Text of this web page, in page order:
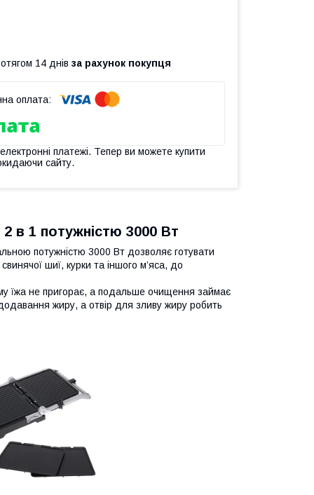
14 днів за рахунок покупця
платежі. Тепер ви можете купити
сайту.
в 1 потужністю 3000 Вт
потужністю 3000 Вт дозволяє готувати
шиї, курки та іншого м’яса, до
їжа не пригорає, а подальше очищення займає
жиру, а отвір для зливу жиру робить